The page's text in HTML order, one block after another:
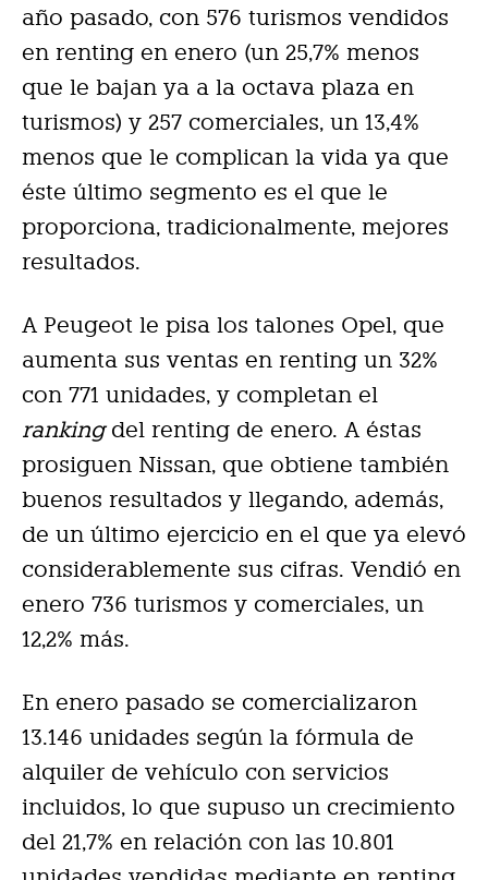
año pasado, con 576 turismos vendidos
en renting en enero (un 25,7% menos
que le bajan ya a la octava plaza en
turismos) y 257 comerciales, un 13,4%
menos que le complican la vida ya que
éste último segmento es el que le
proporciona, tradicionalmente, mejores
resultados.
A Peugeot le pisa los talones Opel, que
aumenta sus ventas en renting un 32%
con 771 unidades, y completan el
rankingdel renting de enero. A éstas
prosiguen Nissan, que obtiene también
buenos resultados y llegando, además,
de un último ejercicio en el que ya elevó
considerablemente sus cifras. Vendió en
enero 736 turismos y comerciales, un
12,2% más.
En enero pasado se comercializaron
13.146 unidades según la fórmula de
alquiler de vehículo con servicios
incluidos, lo que supuso un crecimiento
del 21,7% en relación con las 10.801